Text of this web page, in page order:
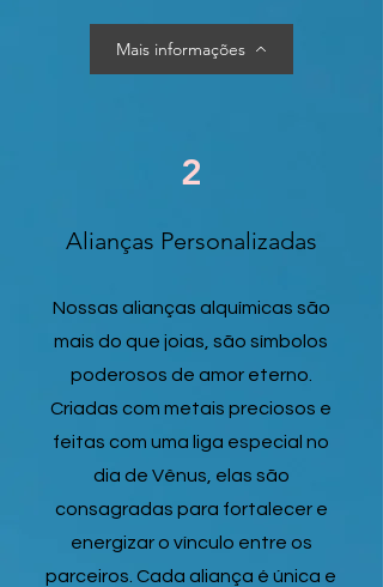
Mais informações
2
Alianças Personalizadas
Nossas alianças alquímicas são
mais do que joias, são símbolos
poderosos de amor eterno.
Criadas com metais preciosos e
feitas com uma liga especial no
dia de Vênus, elas são
consagradas para fortalecer e
energizar o vínculo entre os
parceiros. Cada aliança é única e